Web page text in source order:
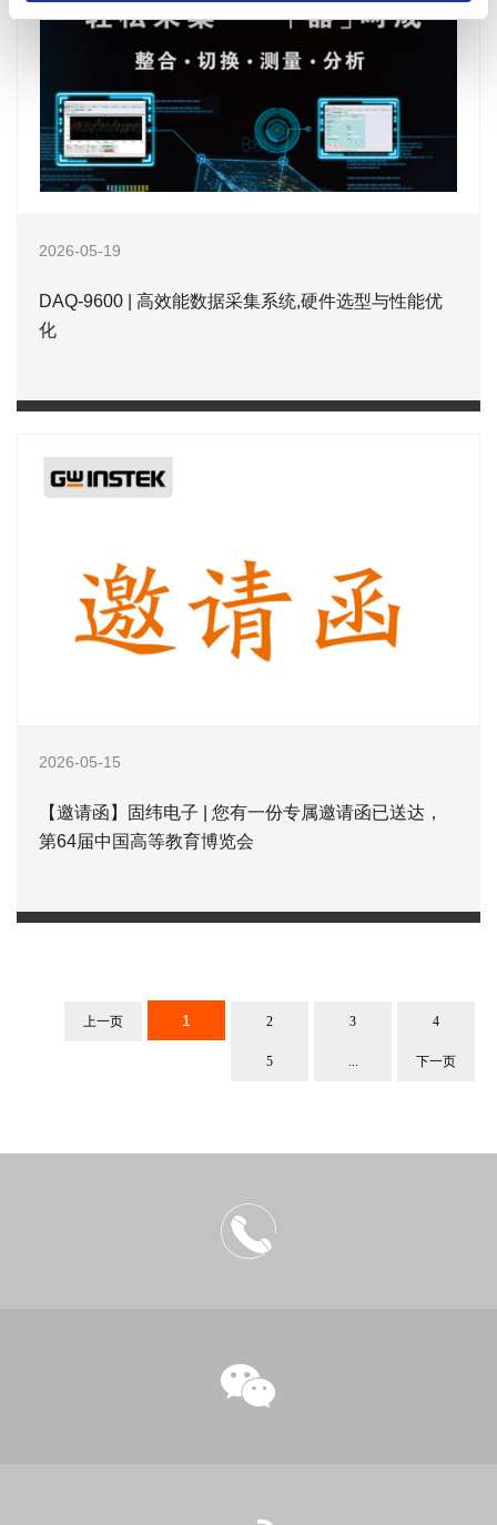
2026-05-19
DAQ-9600 | 高效能数据采集系统,硬件选型与性能优
化
2026-05-15
【邀请函】固纬电子 | 您有一份专属邀请函已送达，
第64届中国高等教育博览会
上一页 1 2 3 4
5 ... 下一页